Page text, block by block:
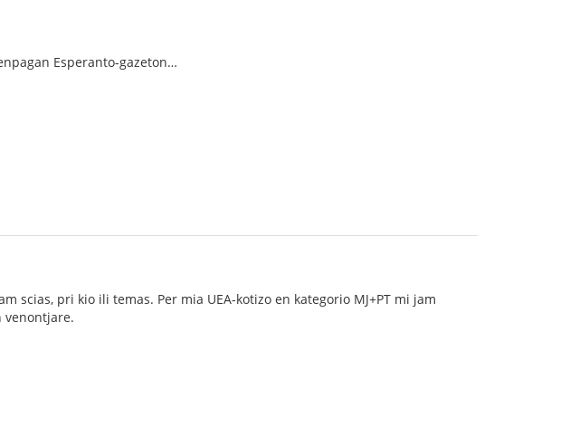
Esperanto-gazeton…
scias, pri kio ili temas. Per mia UEA-kotizo en kategorio MJ+PT mi jam
venontjare.